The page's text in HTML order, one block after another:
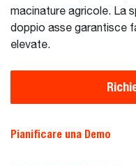
macinature agricole. La
doppio asse garantisce
elevate.
Pianificare una Demo